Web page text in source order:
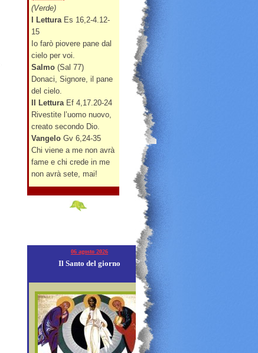
(Verde)
I LetturaEs 16,2-4.12-
15
Io farò piovere pane dal
cielo per voi.
Salmo (Sal 77)
Donaci, Signore, il pane
del cielo.
II LetturaEf 4,17.20-24
Rivestite l’uomo nuovo,
creato secondo Dio.
Vangelo Gv 6,24-35
Chi viene a me non avrà
fame e chi crede in me
non avrà sete, mai!
06 agosto 2026
Il Santo del giorno